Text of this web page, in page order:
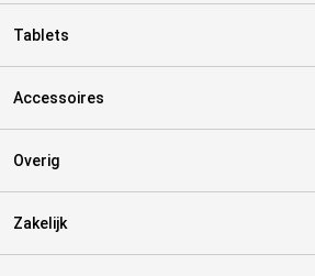
Tablets
Accessoires
Overig
Zakelijk